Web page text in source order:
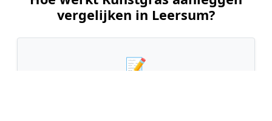
vergelijken in Leersum?
📝